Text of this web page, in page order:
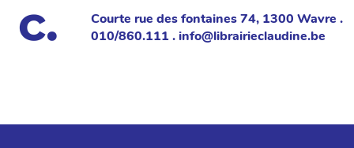
Courte rue des fontaines 74, 1300 Wavre .
010/860.111 . info@librairieclaudine.be